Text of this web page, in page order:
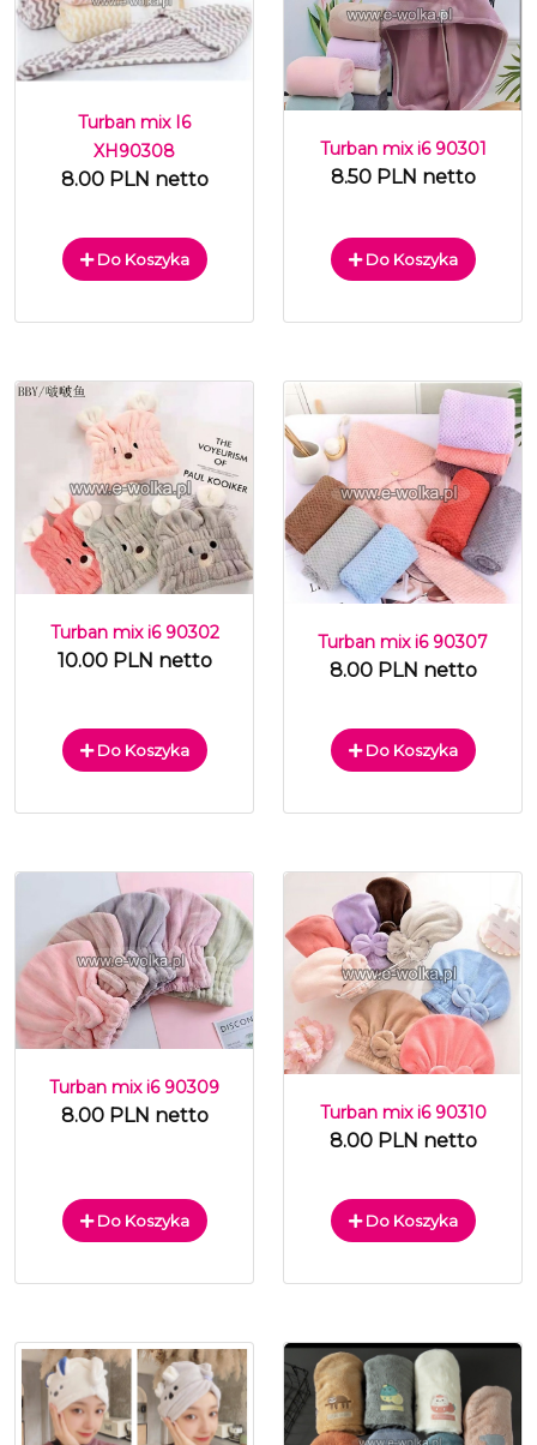
Turban mix I6
XH90308
8.00 PLN netto
Do Koszyka
Turban mix i6 90301
8.50 PLN netto
Do Koszyka
Turban mix i6 90302
10.00 PLN netto
Do Koszyka
Turban mix i6 90307
8.00 PLN netto
Do Koszyka
Turban mix i6 90309
8.00 PLN netto
Do Koszyka
Turban mix i6 90310
8.00 PLN netto
Do Koszyka